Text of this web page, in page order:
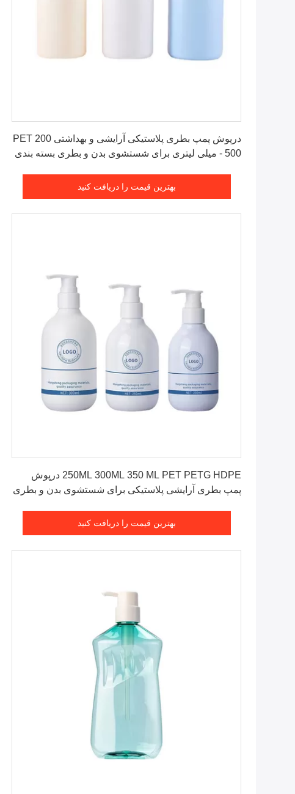
درپوش پمپ بطری پلاستیکی آرایشی و بهداشتی PET 200
- 500 میلی لیتری برای شستشوی بدن و بطری بسته بندی
بهترین قیمت را دریافت کنید
250ML 300ML 350 ML PET PETG HDPE درپوش
پمپ بطری آرایشی پلاستیکی برای شستشوی بدن و بطری
بهترین قیمت را دریافت کنید